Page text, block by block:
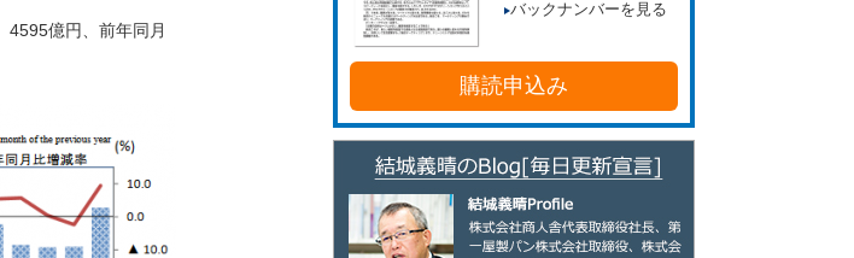
4595億円、前年同月
バックナンバーを見る
購読申込み